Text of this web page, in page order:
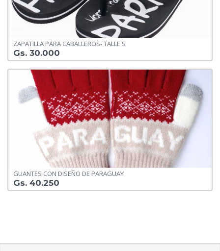
ZAPATILLA PARA CABALLEROS- TALLE S
Gs. 30.000
GUANTES CON DISEÑO DE PARAGUAY
Gs. 40.250